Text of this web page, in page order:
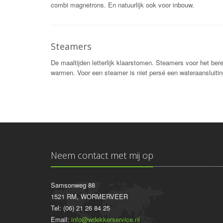
combi magnetrons. En natuurlijk ook voor inbouw.
Steamers
De maaltijden letterlijk klaarstomen. Steamers voor het
warmen. Voor een steamer is niet persé een
Neem contact met mij op
Samsonweg 88
1521 RM, WORMERVEER
Tel: (06) 21 26 84 25
Email: info@wdekkerservice.nl